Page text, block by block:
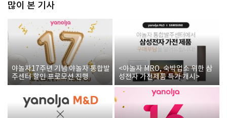
많이 본 기사
야놀자17주년 기념 야놀자 통합발
주센터 할인 프로모션 진행
<야놀자 MRO, 숙박업소 위한 삼
성전자 가전제품 특가 개시>